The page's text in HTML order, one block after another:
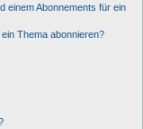
einem Abonnements für ein
Thema abonnieren?